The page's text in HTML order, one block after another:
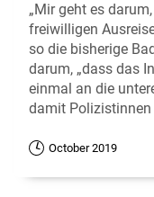
„Mir geht es
freiwilligen
so die bisherige
darum, „dass das
einmal an die
damit Polizistinnen
October 2019